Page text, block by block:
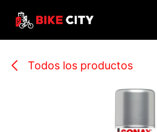
Todos los productos